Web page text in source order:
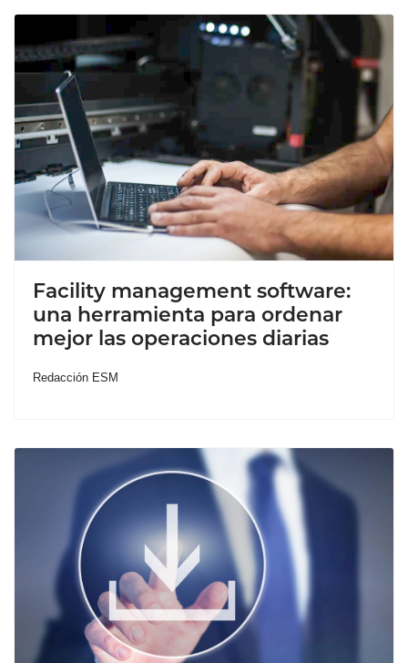
Facility management software:
una herramienta para ordenar
mejor las operaciones diarias
Redacción ESM